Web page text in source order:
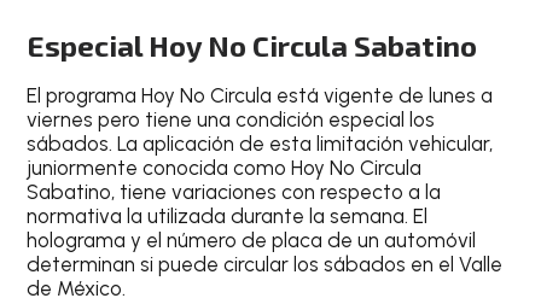
Especial Hoy No Circula Sabatino
El programaHoy No Circula está vigente delunes a
viernes pero tiene una condición especial los
sábados. La aplicación de esta limitación vehicular,
juniormente conocida comoHoy No Circula
Sabatino, tiene variaciones con respecto a la
normativa la utilizada durante la semana. El
holograma y el número de placa de un automóvil
determinan si puede circular los sábados en el Valle
de México.